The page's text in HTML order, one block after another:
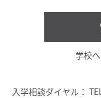
学校
入学相談ダイヤル：